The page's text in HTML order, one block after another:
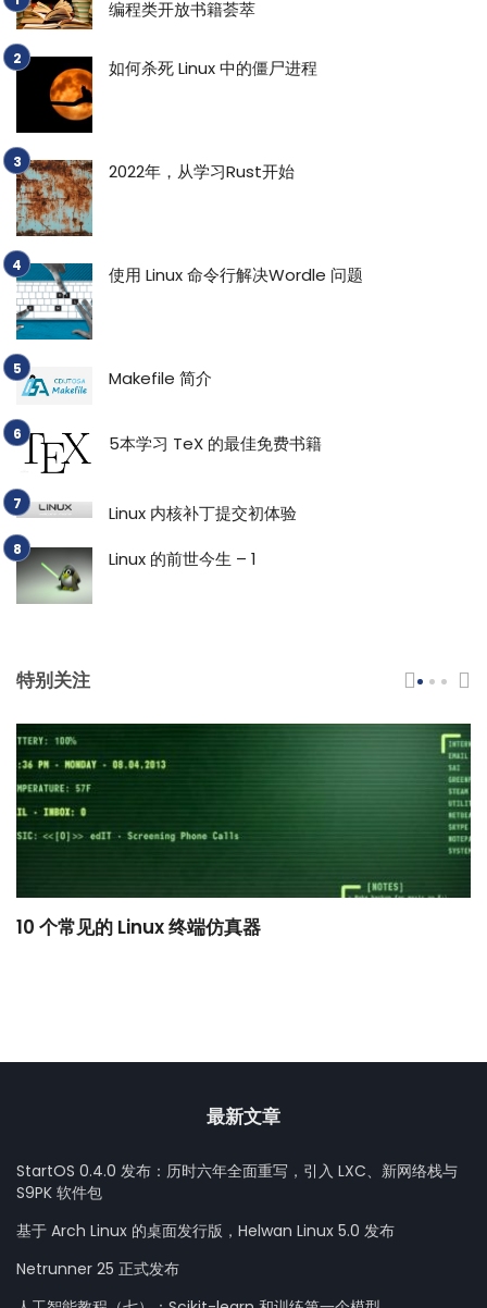
编程类开放书籍荟萃
如何杀死 Linux 中的僵尸进程
2022年，从学习Rust开始
使用 Linux 命令行解决Wordle 问题
Makefile 简介
5本学习 TeX 的最佳免费书籍
Linux 内核补丁提交初体验
Linux 的前世今生 – 1
特别关注
10 个常见的 Linux 终端仿真器
最新文章
StartOS 0.4.0 发布：历时六年全面重写，引入 LXC、新网络栈与
S9PK 软件包
基于 Arch Linux 的桌面发行版，Helwan Linux 5.0 发布
Netrunner 25 正式发布